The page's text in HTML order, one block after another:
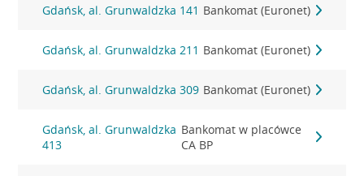
Gdańsk, al. Grunwaldzka 141 Bankomat (Euronet)
Gdańsk, al. Grunwaldzka 211 Bankomat (Euronet)
Gdańsk, al. Grunwaldzka 309 Bankomat (Euronet)
Gdańsk, al. Grunwaldzka
413
Bankomat w placówce
CA BP